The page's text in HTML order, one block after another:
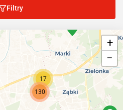
Filtry
130
17
+
−